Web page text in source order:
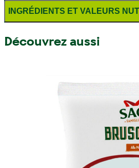
INGRÉDIENTS ET VALEURS
Découvrez aussi